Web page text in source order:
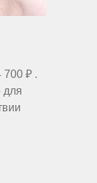
700 ₽ .
для